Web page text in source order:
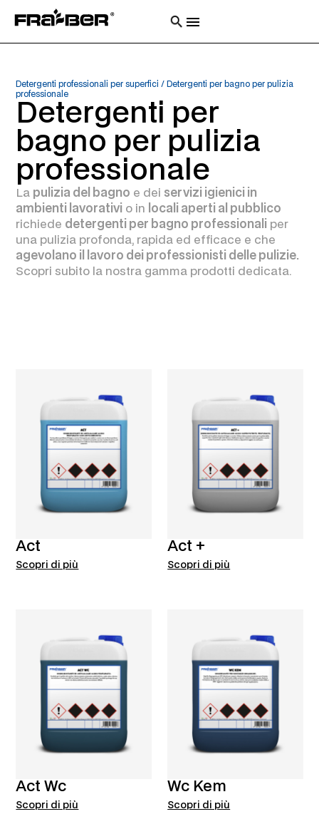
Detergenti professionali per superfici /
Detergenti per bagno per pulizia
professionale
Detergenti per
bagno per pulizia
professionale
La pulizia del bagno e dei servizi igienici in
ambienti lavorativi o in
locali aperti al pubblico
richiede detergenti per bagno professionali per
una pulizia profonda, rapida ed efficace e che
agevolano il lavoro dei professionisti delle pulizie.
Scopri subito la nostra gamma prodotti dedicata.
Act
Scopri di più
Act +
Scopri di più
Act Wc
Scopri di più
Wc Kem
Scopri di più